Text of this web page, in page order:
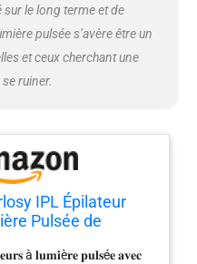
pour le 𝐦𝐚𝐢𝐥𝐥𝐨𝐭, la 𝐥è𝐯𝐫𝐞
le 𝐦𝐞𝐧𝐭𝐨𝐧, le 𝐯𝐢𝐬𝐚𝐠𝐞 et
pour le 𝐝𝐨𝐬, la
le 𝐯𝐞𝐧𝐭𝐫𝐞, les 𝐛𝐫𝐚𝐬 et les
le long terme et de
pulsée s’avère être un
et ceux cherchant une
ruiner.
IPL Épilateur
Pulsée de
Épilateur Laser
à 𝐥𝐮𝐦𝐢è𝐫𝐞 𝐩𝐮𝐥𝐬é𝐞 𝐚𝐯𝐞𝐜